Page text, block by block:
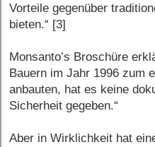
Vorteile gegenüber
bieten.“ [3]
Monsanto’s Broschüre
Bauern im Jahr 1996 zum
anbauten, hat es keine
Sicherheit gegeben.“
Aber in Wirklichkeit hat